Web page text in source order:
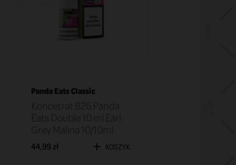
Panda Eats Classic
Koncetrat B26 Panda
Eats Double 10 ml Earl
Grey Malina 10/10ml
44,99 zł KOSZYK